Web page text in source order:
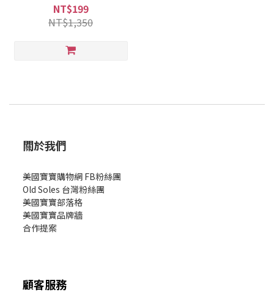
NT$199
NT$1,350
關於我們
美國寶寶購物網 FB粉絲團
Old Soles 台灣粉絲團
美國寶寶部落格
美國寶寶品牌牆
合作提案
顧客服務